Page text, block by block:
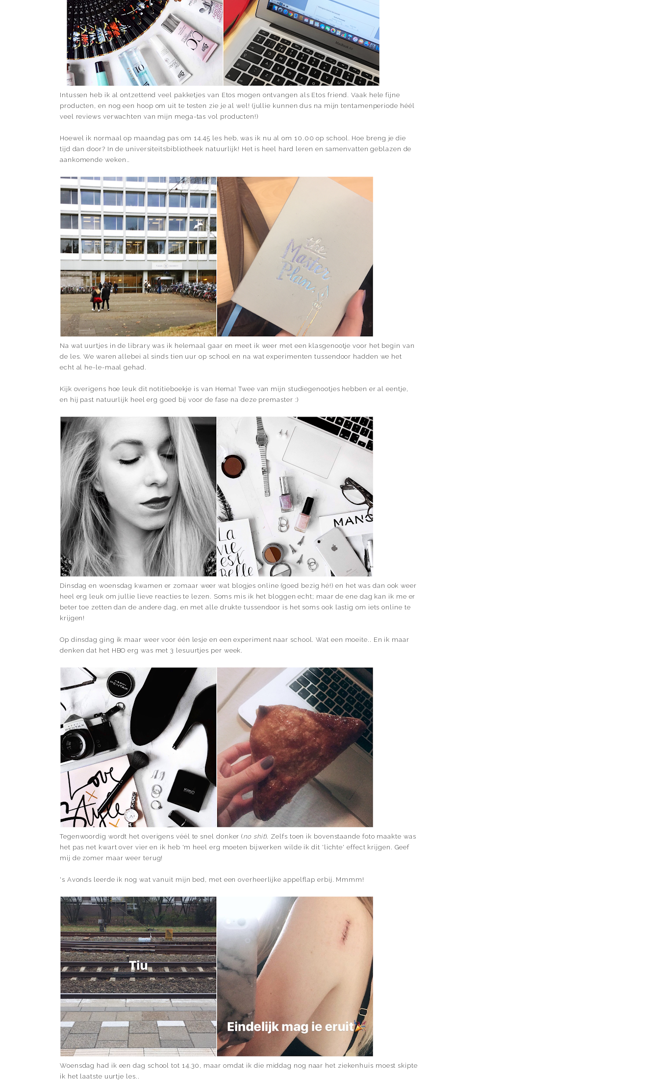
Intussen heb ik al ontzettend veel pakketjes van Etos mogen ontvangen als Etos friend. Vaak hele fijne
producten, en nog een hoop om uit te testen zie je al wel! (jullie kunnen dus na mijn tentamenperiode héél
veel reviews verwachten van mijn mega-tas vol producten!)
Hoewel ik normaal op maandag pas om 14.45 les heb, was ik nu al om 10.00 op school. Hoe breng je die
tijd dan door? In de universiteitsbibliotheek natuurlijk! Het is heel hard leren en samenvatten geblazen de
aankomende weken..
Na wat uurtjes in de library was ik helemaal gaar en meet ik weer met een klasgenootje voor het begin van
de les. We waren allebei al sinds tien uur op school en na wat experimenten tussendoor hadden we het
echt al he-le-maal gehad.
Kijk overigens hoe leuk dit notitieboekje is van Hema! Twee van mijn studiegenootjes hebben er al eentje,
en hij past natuurlijk heel erg goed bij voor de fase na deze premaster :)
Dinsdag en woensdag kwamen er zomaar weer wat blogjes online (goed bezig hé!) en het was dan ook weer
heel erg leuk om jullie lieve reacties te lezen. Soms mis ik het bloggen echt; maar de ene dag kan ik me er
beter toe zetten dan de andere dag, en met alle drukte tussendoor is het soms ook lastig om iets online te
krijgen!
Op dinsdag ging ik maar weer voor één lesje en een experiment naar school. Wat een moeite.. En ik maar
denken dat het HBO erg was met 3 lesuurtjes per week.
Tegenwoordig wordt het overigens véél te snel donker (no shit). Zelfs toen ik bovenstaande foto maakte was
het pas net kwart over vier en ik heb 'm heel erg moeten bijwerken wilde ik dit 'lichte' effect krijgen. Geef
mij de zomer maar weer terug!
's Avonds leerde ik nog wat vanuit mijn bed, met een overheerlijke appelflap erbij. Mmmm!
Woensdag had ik een dag school tot 14.30, maar omdat ik die middag nog naar het ziekenhuis moest skipte
ik het laatste uurtje les..